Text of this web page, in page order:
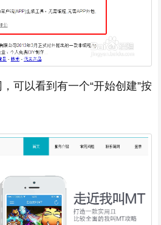
可以看到有一个“开始创建”按